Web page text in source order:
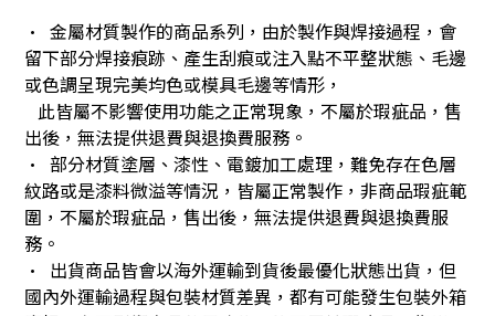
• 金屬材質製作的商品系列，由於製作與焊接過程，會
留下部分焊接痕跡、產生刮痕或注入點不平整狀態、毛邊
或色調呈現完美均色或模具毛邊等情形，
此皆屬不影響使用功能之正常現象，不屬於瑕疵品，售
出後，無法提供退費與退換費服務。
• 部分材質塗層、漆性、電鍍加工處理，難免存在色層
紋路或是漆料微溢等情況，皆屬正常製作，非商品瑕疵範
圍，不屬於瑕疵品，售出後，無法提供退費與退換費服
務。
• 出貨商品皆會以海外運輸到貨後最優化狀態出貨，但
國內外運輸過程與包裝材質差異，都有可能發生包裝外箱